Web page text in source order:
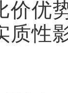
价优
质性